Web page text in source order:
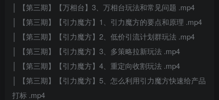
│ 【第三期】【万相台】3、万相台玩法和常见问题 .mp4
│ 【第三期】【引力魔方】1、引力魔方的要点和原理 .mp4
│ 【第三期】【引力魔方】2、低价引流计划群玩法 .mp4
│ 【第三期】【引力魔方】3、多策略拉新玩法 .mp4
│ 【第三期】【引力魔方】4、重定向收割玩法 .mp4
│ 【第三期】【引力魔方】5、怎么利用引力魔方快速给产品
打标 .mp4